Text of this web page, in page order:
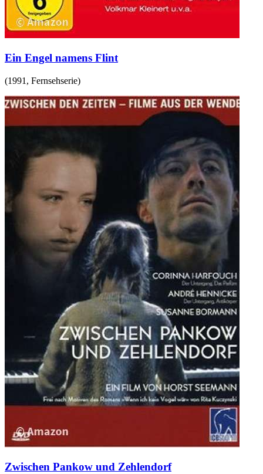
Ein Engel namens Flint
(1991 , Fernsehserie)
Zwischen Pankow und Zehlendorf